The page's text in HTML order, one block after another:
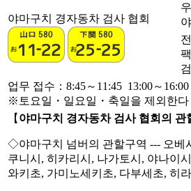
야마구치 경자동차 검사 협회
업무 접수：8:45～11:45 13:00～16:00
※토요일・일요일・축일을 제외한다
【 야마구치 경자동차 검사 협회의 관
◇야마구치 넘버의 관할구역 --- 오베
쿠니시, 히카리시, 나가토시, 야나이
와키초, 가미노세키초, 다부세초, 히